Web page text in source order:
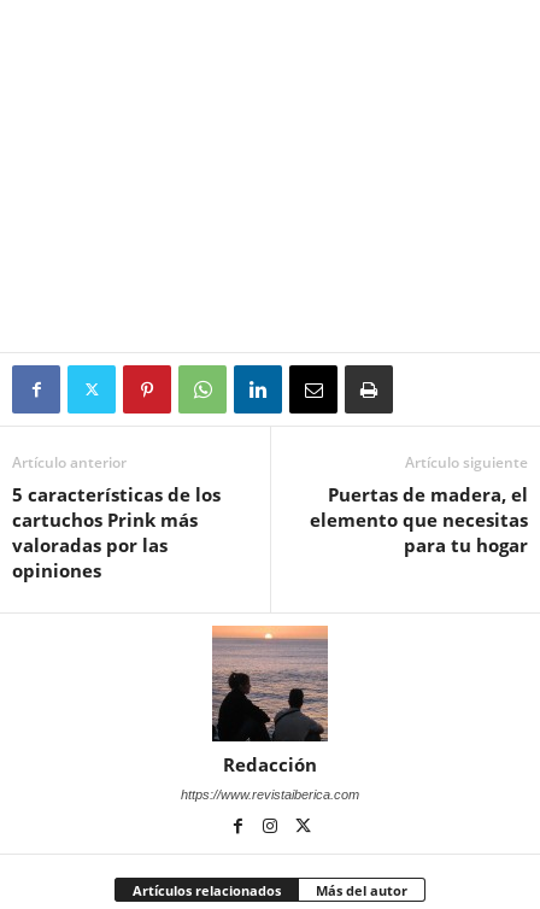
Artículo anterior
5 características de los
cartuchos Prink más
valoradas por las
opiniones
Artículo siguiente
Puertas de madera, el
elemento que necesitas
para tu hogar
Redacción
https://www.revistaiberica.com
Artículos relacionados Más del autor